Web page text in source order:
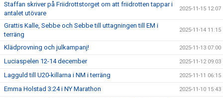
Staffan skriver på Friidrottstorget om att friidrotten tappar i
antalet utövare
2025-11-15 12:07
Grattis Kalle, Sebbe och Sebbe till uttagningen till EM i
terräng
2025-11-14 11:15
Klädprovning och julkampanj! 2025-11-13 07:00
Luciaspelen 12-14 december 2025-11-12 09:03
Lagguld till U20-killarna i NM i terräng 2025-11-11 06:15
Emma Holstad 3:24 i NY Marathon 2025-11-10 15:43